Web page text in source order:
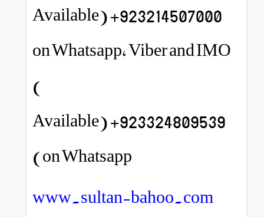
923214507000+ (Available
on Whatsapp, Viber and IMO
)
923324809539+ (Available
on Whatsapp)
www.sultan-bahoo.com